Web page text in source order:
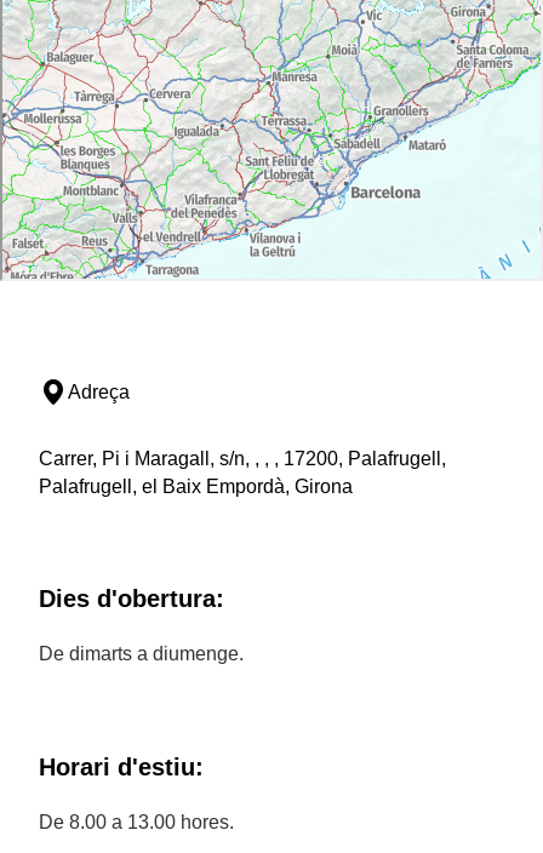
Adreça
Carrer, Pi i Maragall, s/n, , , , 17200, Palafrugell,
Palafrugell, el Baix Empordà, Girona
Dies d'obertura:
De dimarts a diumenge.
Horari d'estiu:
De 8.00 a 13.00 hores.